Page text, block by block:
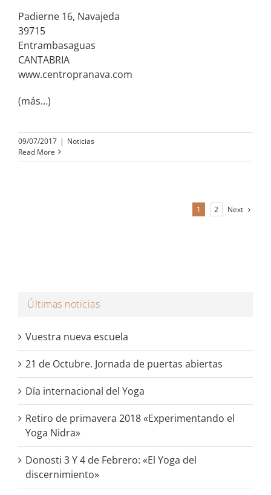
Padierne 16, Navajeda
39715
Entrambasaguas
CANTABRIA
www.centropranava.com
(más…)
09/07/2017 | Noticias
Read More
1 2 Next
Últimas noticias
Vuestra nueva escuela
21 de Octubre. Jornada de puertas abiertas
Día internacional del Yoga
Retiro de primavera 2018 «Experimentando el
Yoga Nidra»
Donosti 3 Y 4 de Febrero: «El Yoga del
discernimiento»